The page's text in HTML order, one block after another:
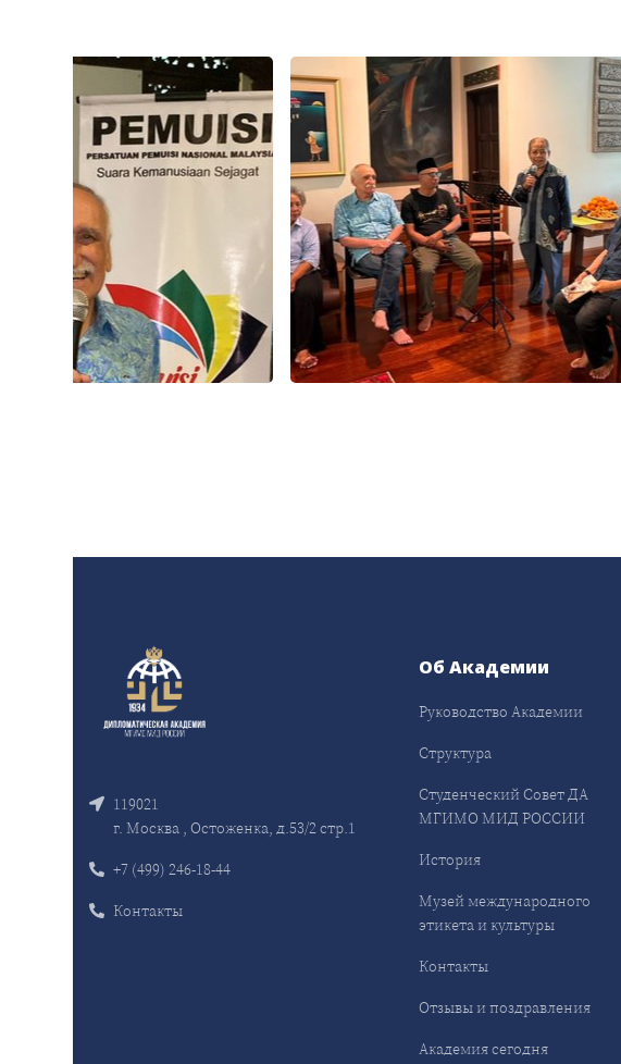
119021
г. Москва , Остоженка, д.53/2 стр.1
+7 (499) 246-18-44
Контакты
Об Академии
Руководство Академии
Структура
Студенческий Совет ДА
МГИМО МИД РОССИИ
История
Музей международного
этикета и культуры
Контакты
Отзывы и поздравления
Академия сегодня